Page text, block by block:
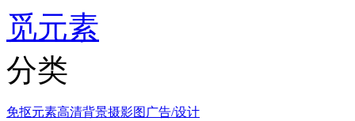
觅元素
分类
免抠元素高清背景摄影图 广告/设计